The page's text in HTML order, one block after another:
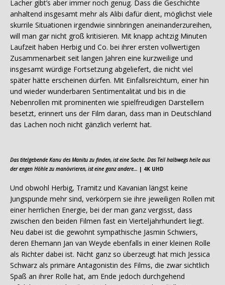
Lacher gibt’s aber immer noch genug. Dass die Geschichte
anhaltend insgesamt mehr als Alibi dafür dient, möglichst viele
skurrile Situationen irgendwie sinnbringen aneinanderzureihen,
will man gar nicht groß kritisieren. Mit knapp achtzig Minuten
Laufzeit haben Herbig und Co. bei ihrer ersten vollwertigen
Zusammenarbeit seit langen Jahren eine kurzweilige und
insgesamt würdige Fortsetzung abgeliefert, die nicht viel
später hätte erscheinen dürfen. Mit Einfallsreichtum, einer hin
und wieder wunderbaren Sentimentalität und bis in die
Nebenrollen mit prominenten wie spielfreudigen Darstellern
besetzt, erinnert uns der Film daran, dass man in Deutschland
das Lachen noch nicht gänzlich verlernt hat.
Das titelgebende Kanu des Manitu zu finden, ist eine Sache. Das Teil halbwegs heile aus
der engen Höhle zu manövrieren, ist eine ganz andere… | 4K UHD
Und obwohl Herbig, Tramitz und Kavanian längst keine
Jungspunde mehr sind, verkörpern sie ihre jeweiligen Rollen mit
einer herrlichen Energie, bei der man ganz vergisst, dass
zwischen den beiden Filmen fast ein Vierteljahrhundert liegt.
Neu dabei ist die gewohnt sympathische Jasmin Schwiers,
deren Ehemann Jan van Weyde ebenfalls in einer kleinen Rolle
als Richter dabei ist. Nicht ganz so überzeugt hat mich Jessica
Schwarz als primäre Antagonistin des Films, die zwar sichtlich
Spaß an ihrer Rolle hat, am Ende jedoch durchgehend